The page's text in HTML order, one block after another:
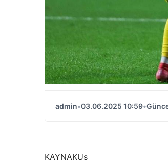
admin•03.06.2025 10:59•
KAYNAKUs